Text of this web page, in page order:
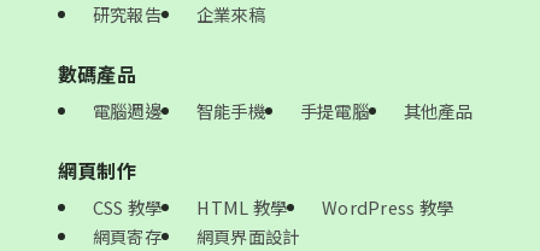
研究報告
企業來稿
數碼產品
電腦週邊 智能手機 手提電腦 其他產品
網頁制作
CSS 教學 HTML 教學
WordPress 教學
網頁寄存
網頁界面設計